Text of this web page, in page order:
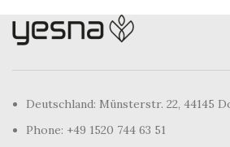
Deutschland: Münsterstr. 22, 44145
Phone: +49 1520 744 63 51